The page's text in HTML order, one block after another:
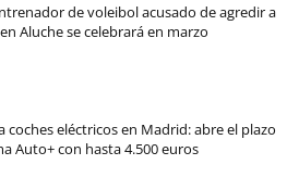
de voleibol acusado de agredir a
Aluche se celebrará en marzo
coches eléctricos en Madrid: abre el plazo
Auto+ con hasta 4.500 euros